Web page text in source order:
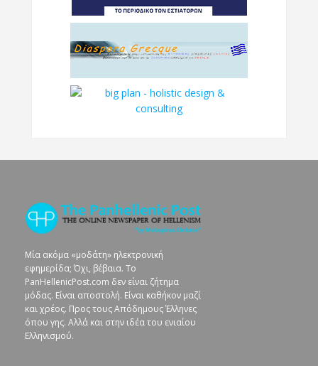
Μία ακόμα «μοδάτη» ηλεκτρονική
εφημερίδα; Όχι, βέβαια. To
PanHellenicPost.com δεν είναι ζήτημα
μόδας. Είναι αποστολή. Είναι καθήκον μαζί
και χρέος. Προς τους Απόδημους Έλληνες
όπου γης. Αλλά και στην ιδέα του ενιαίου
Ελληνισμού.